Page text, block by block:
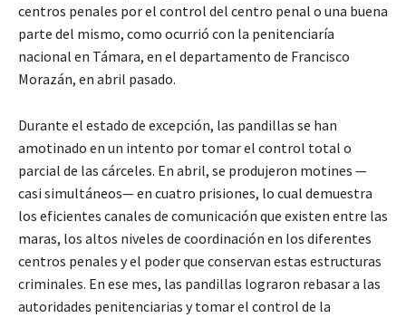
centros penales por el control del centro penal o una buena
parte del mismo, como ocurrió con la penitenciaría
nacional en Támara, en el departamento de Francisco
Morazán, en abril pasado.
Durante el estado de excepción, las pandillas se han
amotinado en un intento por tomar el control total o
parcial de las cárceles. En abril, se produjeron motines —
casi simultáneos— en cuatro prisiones, lo cual demuestra
los eficientes canales de comunicación que existen entre las
maras, los altos niveles de coordinación en los diferentes
centros penales y el poder que conservan estas estructuras
criminales. En ese mes, las pandillas lograron rebasar a las
autoridades penitenciarias y tomar el control de la